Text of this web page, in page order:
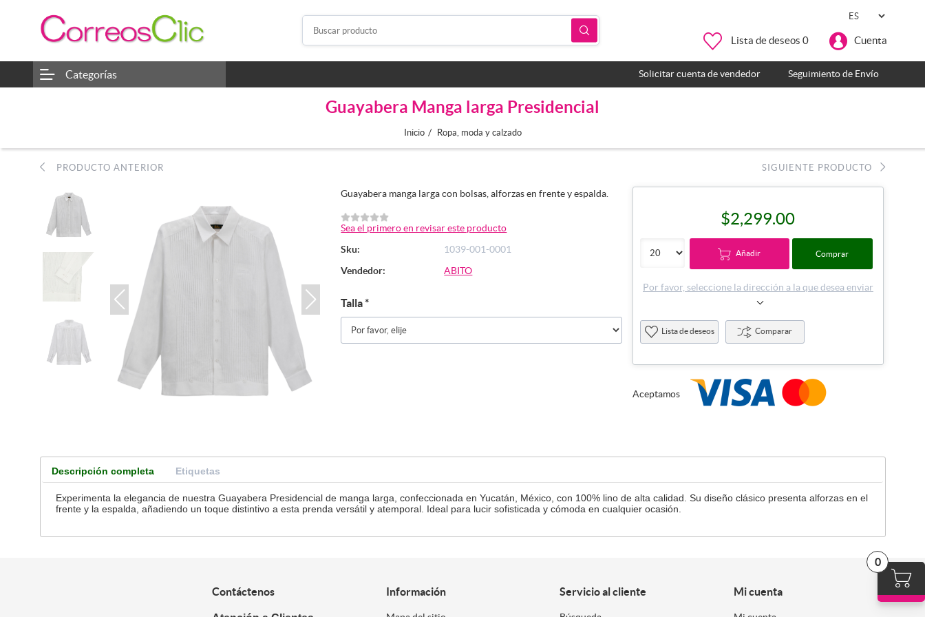
Lista de deseos 0 Cuenta
0
Categorías Solicitar cuenta de vendedor Seguimiento de Envío
Guayabera Manga larga Presidencial
Inicio / Ropa, moda y calzado
PRODUCTO ANTERIOR SIGUIENTE PRODUCTO
Guayabera manga larga con bolsas, alforzas en frente y espalda.
Sea el primero en revisar este producto
Sku:
1039-001-0001
Vendedor:
ABITO
Talla*
$2,299.00
Añadir Comprar
Por favor, seleccione la dirección a la que desea enviar
Lista de deseos Comparar
Aceptamos
Descripción completa Etiquetas
Experimenta la elegancia de nuestra Guayabera Presidencial de manga larga, confeccionada en Yucatán, México, con 100% lino de alta calidad. Su diseño clásico presenta alforzas en el
frente y la espalda, añadiendo un toque distintivo a esta prenda versátil y atemporal. Ideal para lucir sofisticada y cómoda en cualquier ocasión.
Contáctenos Información Servicio al cliente Mi cuenta